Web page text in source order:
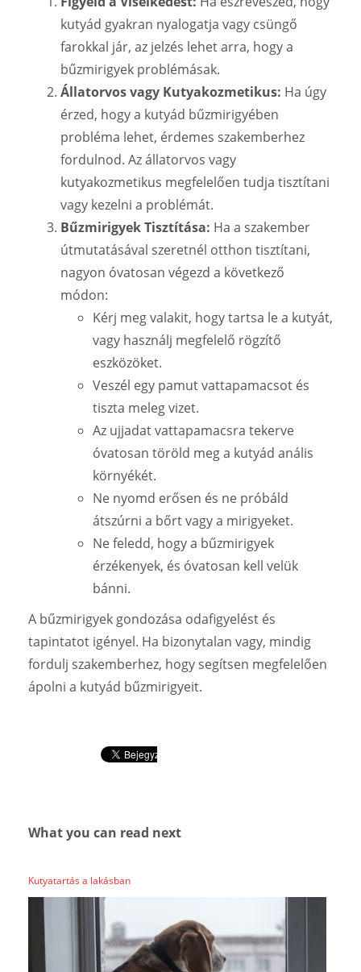
kutyád gyakran nyalogatja vagy csüngő
farokkal jár, az jelzés lehet arra, hogy a
bűzmirigyek problémásak.
Állatorvos vagy Kutyakozmetikus: Ha úgy
érzed, hogy a kutyád bűzmirigyében
probléma lehet, érdemes szakemberhez
fordulnod. Az állatorvos vagy
kutyakozmetikus megfelelően tudja tisztítani
vagy kezelni a problémát.
Bűzmirigyek Tisztítása: Ha a szakember
útmutatásával szeretnél otthon tisztítani,
nagyon óvatosan végezd a következő
módon:
Kérj meg valakit, hogy tartsa le a kutyát,
vagy használj megfelelő rögzítő
eszközöket.
Veszél egy pamut vattapamacsot és
tiszta meleg vizet.
Az ujjadat vattapamacsra tekerve
óvatosan töröld meg a kutyád anális
környékét.
Ne nyomd erősen és ne próbáld
átszúrni a bőrt vagy a mirigyeket.
Ne feledd, hogy a bűzmirigyek
érzékenyek, és óvatosan kell velük
bánni.
A bűzmirigyek gondozása odafigyelést és
tapintatot igényel. Ha bizonytalan vagy, mindig
fordulj szakemberhez, hogy segítsen megfelelően
ápolni a kutyád bűzmirigyeit.
What you can read next
Kutyatartás a lakásban